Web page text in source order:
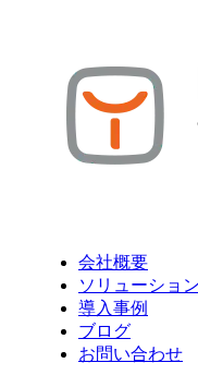
会社概要
ソリューション
導入事例
ブログ
お問い合わせ